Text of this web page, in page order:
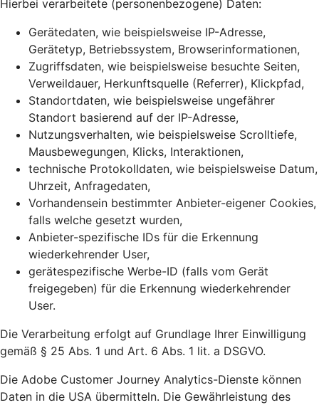
Hierbei verarbeitete (personenbezogene) Daten:
Gerätedaten, wie beispielsweise IP-Adresse,
Gerätetyp, Betriebssystem, Browserinformationen,
Zugriffsdaten, wie beispielsweise besuchte Seiten,
Verweildauer, Herkunftsquelle (Referrer), Klickpfad,
Standortdaten, wie beispielsweise ungefährer
Standort basierend auf der IP-Adresse,
Nutzungsverhalten, wie beispielsweise Scrolltiefe,
Mausbewegungen, Klicks, Interaktionen,
technische Protokolldaten, wie beispielsweise Datum,
Uhrzeit, Anfragedaten,
Vorhandensein bestimmter Anbieter-eigener Cookies,
falls welche gesetzt wurden,
Anbieter-spezifische IDs für die Erkennung
wiederkehrender User,
gerätespezifische Werbe-ID (falls vom Gerät
freigegeben) für die Erkennung wiederkehrender
User.
Die Verarbeitung erfolgt auf Grundlage Ihrer Einwilligung
gemäß § 25 Abs. 1 und Art. 6 Abs. 1 lit. a DSGVO.
Die Adobe Customer Journey Analytics-Dienste können
Daten in die USA übermitteln. Die Gewährleistung des